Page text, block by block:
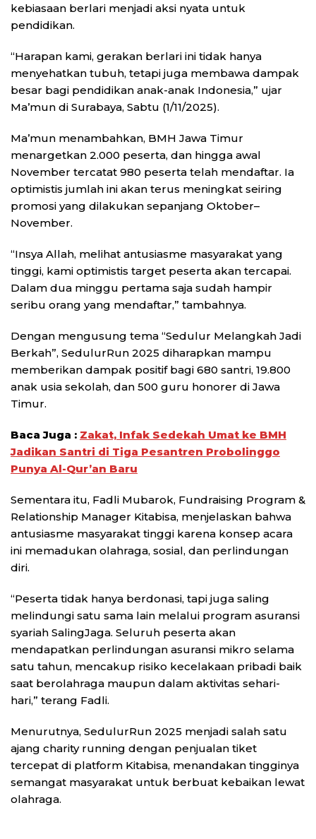
kebiasaan berlari menjadi aksi nyata untuk
pendidikan.
“Harapan kami, gerakan berlari ini tidak hanya
menyehatkan tubuh, tetapi juga membawa dampak
besar bagi pendidikan anak-anak Indonesia,” ujar
Ma’mun di Surabaya, Sabtu (1/11/2025).
Ma’mun menambahkan, BMH Jawa Timur
menargetkan 2.000 peserta, dan hingga awal
November tercatat 980 peserta telah mendaftar. Ia
optimistis jumlah ini akan terus meningkat seiring
promosi yang dilakukan sepanjang Oktober–
November.
“Insya Allah, melihat antusiasme masyarakat yang
tinggi, kami optimistis target peserta akan tercapai.
Dalam dua minggu pertama saja sudah hampir
seribu orang yang mendaftar,” tambahnya.
Dengan mengusung tema “Sedulur Melangkah Jadi
Berkah”, SedulurRun 2025 diharapkan mampu
memberikan dampak positif bagi 680 santri, 19.800
anak usia sekolah, dan 500 guru honorer di Jawa
Timur.
Baca Juga : Zakat, Infak Sedekah Umat ke BMH
Jadikan Santri di Tiga Pesantren Probolinggo
Punya Al-Qur’an Baru
Sementara itu, Fadli Mubarok, Fundraising Program &
Relationship Manager Kitabisa, menjelaskan bahwa
antusiasme masyarakat tinggi karena konsep acara
ini memadukan olahraga, sosial, dan perlindungan
diri.
“Peserta tidak hanya berdonasi, tapi juga saling
melindungi satu sama lain melalui program asuransi
syariah SalingJaga. Seluruh peserta akan
mendapatkan perlindungan asuransi mikro selama
satu tahun, mencakup risiko kecelakaan pribadi baik
saat berolahraga maupun dalam aktivitas sehari-
hari,” terang Fadli.
Menurutnya, SedulurRun 2025 menjadi salah satu
ajang charity running dengan penjualan tiket
tercepat di platform Kitabisa, menandakan tingginya
semangat masyarakat untuk berbuat kebaikan lewat
olahraga.